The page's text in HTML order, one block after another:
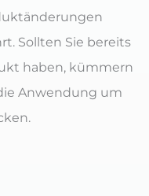
Sollten Sie bereits
haben, kümmern
Anwendung um